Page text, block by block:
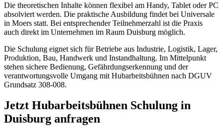
Die theoretischen Inhalte können flexibel am Handy, Tablet oder PC
absolviert werden. Die praktische Ausbildung findet bei Universale
in Moers statt. Bei entsprechender Teilnehmerzahl ist die Praxis
auch direkt im Unternehmen im Raum Duisburg möglich.
Die Schulung eignet sich für Betriebe aus Industrie, Logistik, Lager,
Produktion, Bau, Handwerk und Instandhaltung. Im Mittelpunkt
stehen sichere Bedienung, Gefährdungserkennung und der
verantwortungsvolle Umgang mit Hubarbeitsbühnen nach DGUV
Grundsatz 308-008.
Jetzt Hubarbeitsbühnen Schulung in
Duisburg anfragen